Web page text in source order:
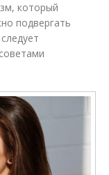
который
подвергать